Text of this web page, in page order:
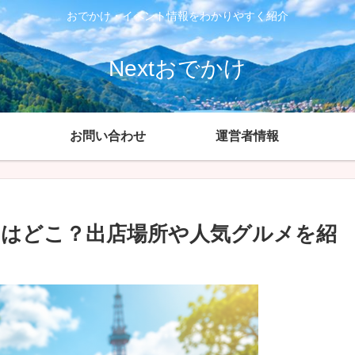
おでかけ・イベント情報をわかりやすく紹介
Nextおでかけ
お問い合わせ 運営者情報
どこ？出店場所や人気グルメを紹